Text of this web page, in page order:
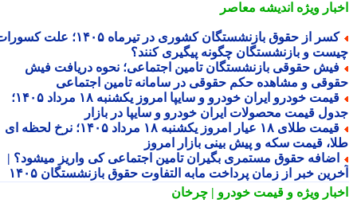
ویژهاندیشه معاصر
کسر از حقوق بازنشستگان کشوری در تیرماه ۱۴۰۵؛ علت کسورات
و بازنشستگان چگونه پیگیری کنند؟
حقوقی بازنشستگان تامین اجتماعی؛ نحوه دریافت فیش
و مشاهده حکم حقوقی در سامانه تامین اجتماعی
قیمت خودرو ایران خودرو و سایپا امروز یکشنبه ۱۸ مرداد ۱۴۰۵؛
قیمت محصولات ایران خودرو و سایپا در بازار
قیمت طلای ۱۸ عیار امروز یکشنبه ۱۸ مرداد ۱۴۰۵؛ نرخ لحظه ای
قیمت سکه و پیش بینی بازار امروز
حقوق مستمری بگیران تامین اجتماعی کی واریز میشود؟ |
خبر از زمان پرداخت مابه التفاوت حقوق بازنشستگان ۱۴۰۵
ویژهو قیمت خودرو | چرخان